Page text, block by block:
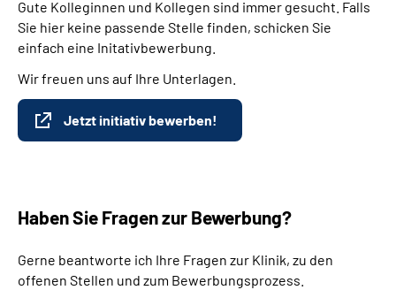
Gute Kolleginnen und Kollegen sind immer gesucht. Falls
Sie hier keine passende Stelle finden, schicken Sie
einfach eine Initativbewerbung.
Wir freuen uns auf Ihre Unterlagen.
Jetzt initiativ bewerben!
Haben Sie Fragen zur Bewerbung?
Gerne beantworte ich Ihre Fragen zur Klinik, zu den
offenen Stellen und zum Bewerbungsprozess.